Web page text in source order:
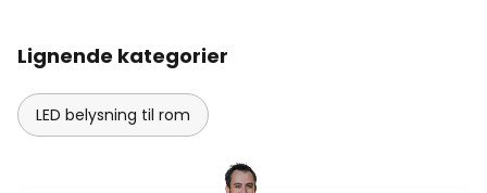
Lignende kategorier
LED belysning til rom